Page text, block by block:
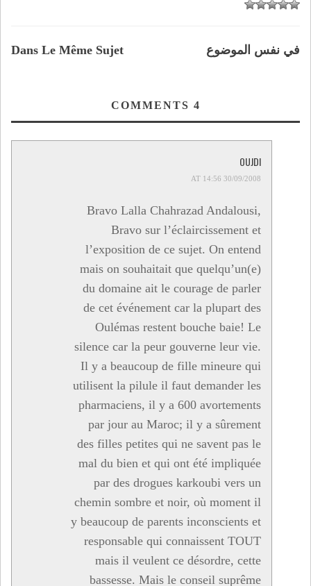
Dans Le Même Sujet في نفس الموضوع
4
OUJDI
30/09/2008 AT 14:56
Bravo Lalla Chahrazad Andalousi,
Bravo sur l’éclaircissement et
l’exposition de ce sujet. On entend
mais on souhaitait que quelqu’un(e)
du domaine ait le courage de parler
de cet événement car la plupart des
Oulémas restent bouche baie! Le
silence car la peur gouverne leur vie.
Il y a beaucoup de fille mineure qui
utilisent la pilule il faut demander les
pharmaciens, il y a 600 avortements
par jour au Maroc; il y a sûrement
des filles petites qui ne savent pas le
mal du bien et qui ont été impliquée
par des drogues karkoubi vers un
chemin sombre et noir, où moment il
y beaucoup de parents inconscients et
responsable qui connaissent TOUT
mais il veulent ce désordre, cette
bassesse. Mais le conseil suprême